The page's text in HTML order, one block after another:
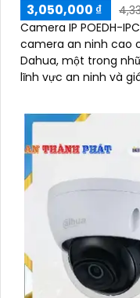
3,050,000 ₫
Camera IP POEDH-
camera an ninh cao
Dahua, một trong
lĩnh vực an ninh và giám sát. Camera này
theo dõi và ghi lại